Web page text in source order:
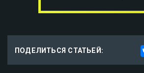
ПОДЕЛИТЬСЯ СТАТЬЕЙ: